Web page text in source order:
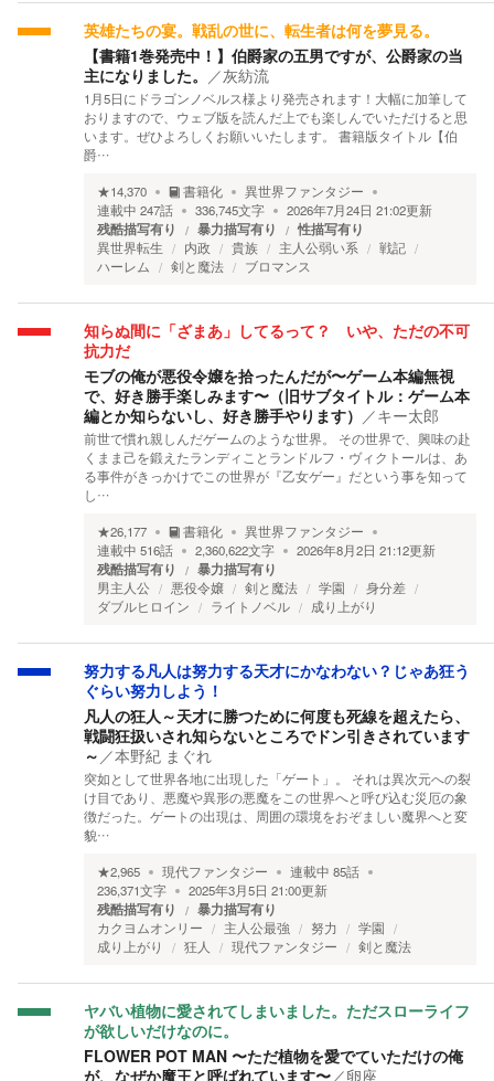
英雄たちの宴。戦乱の世に、転生者は何を夢見る。
【書籍1巻発売中！】伯爵家の五男ですが、公爵家の当
主になりました。 ／灰紡流
1月5日にドラゴンノベルス様より発売されます！大幅に加筆して
おりますので、ウェブ版を読んだ上でも楽しんでいただけると思
います。ぜひよろしくお願いいたします。 書籍版タイトル【伯
爵…
★14,370 書籍化
異世界ファンタジー
連載中 247話 336,745文字 2026年7月24日 21:02更新
残酷描写有り 暴力描写有り 性描写有り
異世界転生 内政 貴族 主人公弱い系
戦記
ハーレム
剣と魔法 ブロマンス
知らぬ間に「ざまあ」してるって？ いや、ただの不可
抗力だ
モブの俺が悪役令嬢を拾ったんだが〜ゲーム本編無視
で、好き勝手楽しみます〜（旧サブタイトル：ゲーム本
編とか知らないし、好き勝手やります） ／キー太郎
前世で慣れ親しんだゲームのような世界。 その世界で、興味の赴
くまま己を鍛えたランディことランドルフ・ヴィクトールは、あ
る事件がきっかけでこの世界が『乙女ゲー』だという事を知って
し…
★26,177 書籍化
異世界ファンタジー
連載中 516話 2,360,622文字 2026年8月2日 21:12更新
残酷描写有り 暴力描写有り
男主人公 悪役令嬢 剣と魔法 学園
身分差
ダブルヒロイン
ライトノベル 成り上がり
努力する凡人は努力する天才にかなわない？じゃあ狂う
ぐらい努力しよう！
凡人の狂人～天才に勝つために何度も死線を超えたら、
戦闘狂扱いされ知らないところでドン引きされています
～ ／本野紀 まぐれ
突如として世界各地に出現した「ゲート」。 それは異次元への裂
け目であり、悪魔や異形の悪魔をこの世界へと呼び込む災厄の象
徴だった。ゲートの出現は、周囲の環境をおぞましい魔界へと変
貌…
★2,965 現代ファンタジー 連載中 85話
236,371文字 2025年3月5日 21:00更新
残酷描写有り 暴力描写有り
カクヨムオンリー 主人公最強 努力
学園
成り上がり
狂人 現代ファンタジー 剣と魔法
ヤバい植物に愛されてしまいました。ただスローライフ
が欲しいだけなのに。
FLOWER POT MAN 〜ただ植物を愛でていただけの俺
が、なぜか魔王と呼ばれています〜／卵座